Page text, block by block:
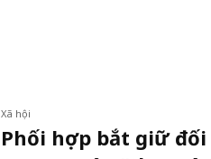
Xã hội
Phối hợp bắt giữ